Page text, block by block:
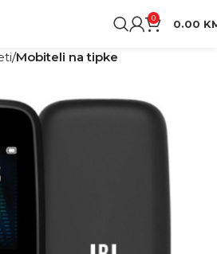
0 0.00
Mobiteli na tipke